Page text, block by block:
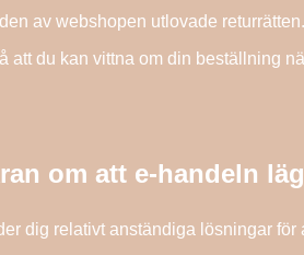
av webshopen utlovade
att du kan vittna om din beställning
om att e-handeln
dig relativt anständiga lösningar